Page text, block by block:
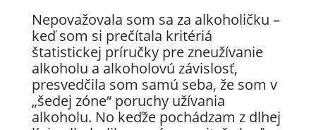
Nepovažovala som sa za alkoholičku –
keď som si prečítala kritériá
štatistickej príručky pre zneužívanie
alkoholu a alkoholovú závislosť,
presvedčila som samú seba, že som v
„šedej zóne“ poruchy užívania
alkoholu. No keďže pochádzam z dlhej